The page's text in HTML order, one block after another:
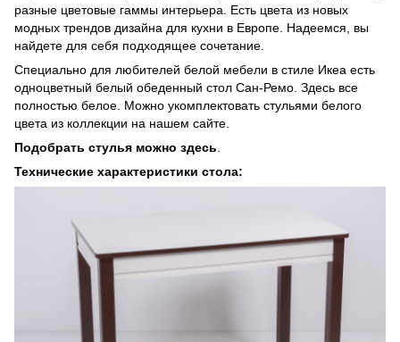
разные цветовые гаммы интерьера. Есть цвета из новых
модных трендов дизайна для кухни в Европе. Надеемся, вы
найдете для себя подходящее сочетание.
Специально для любителей белой мебели в стиле Икеа есть
одноцветный белый обеденный стол Сан-Ремо. Здесь все
полностью белое. Можно укомплектовать стульями белого
цвета из коллекции на нашем сайте.
Подобрать стулья можно здесь
Технические характеристики стола: